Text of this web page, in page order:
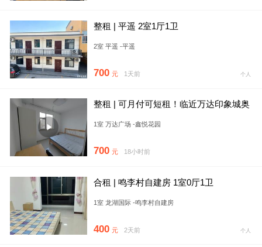
整租 | 平遥 2室1厅1卫
2室 平遥 -平遥
700 元 1天前 个人
整租 | 可月付可短租！临近万达印象城奥
1室 万达广场 -鑫悦花园
700 元 18小时前
合租 | 鸣李村自建房 1室0厅1卫
1室 龙湖国际 -鸣李村自建房
400 元 2天前 个人